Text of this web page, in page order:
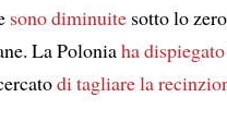
sono diminuite sotto lo
La Poloniaha dispiegato
di tagliarela